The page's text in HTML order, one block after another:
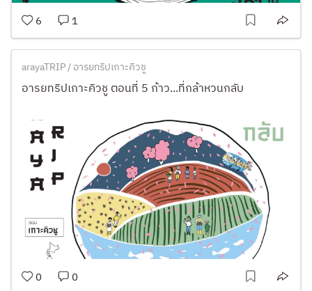
6 1
arayaTRIP / อารยทริปเกาะคิวชู
อารยทริปเกาะคิวชู ตอนที่ 5 ก้าว...ที่กล้าหวนกลับ
0 0